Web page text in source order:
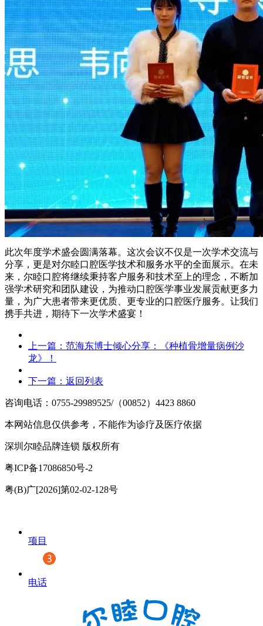
此次年度学术盛会圆满落幕。这次会议不仅是一次学术交流与
分享，更是对尔睦口腔医学技术和服务水平的全面展示。在未
来，尔睦口腔将继续秉持客户服务和技术至上的理念，不断加
强学术研究和团队建设，为推动口腔医学事业发展贡献更多力
量，为广大患者带来更优质、更专业的口腔医疗服务。让我们
携手共进，期待下一次学术盛宴！
上一篇： 范海东博士倾心分享：《种植骨增量病例沙
龙》！
下一篇： 返回列表
咨询电话：0755-29989525/（00852）4423 8860
本网站信息仅供参考，不能作为诊疗及医疗依据
深圳尔睦品牌连锁 版权所有
粤ICP备17086850号-2
粤(B)广[2026]第02-02-128号
项目
电话